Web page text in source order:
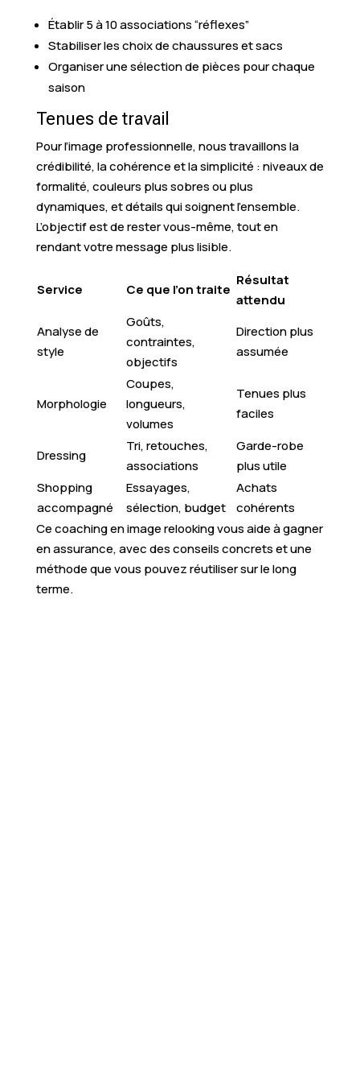
Établir 5 à 10 associations “réflexes”
Stabiliser les choix de chaussures et sacs
Organiser une sélection de pièces pour chaque
saison
Tenues de travail
Pour l’image professionnelle, nous travaillons la
crédibilité, la cohérence et la simplicité : niveaux de
formalité, couleurs plus sobres ou plus
dynamiques, et détails qui soignent l’ensemble.
L’objectif est de rester vous-même, tout en
rendant votre message plus lisible.
Service Ce que l’on traite
Résultat
attendu
Analyse de
style
Goûts,
contraintes,
objectifs
Direction plus
assumée
Morphologie
Coupes,
longueurs,
volumes
Tenues plus
faciles
Dressing
Tri, retouches,
associations
Garde-robe
plus utile
Shopping
accompagné
Essayages,
sélection, budget
Achats
cohérents
Ce coaching en image relooking vous aide à gagner
en assurance, avec des conseils concrets et une
méthode que vous pouvez réutiliser sur le long
terme.